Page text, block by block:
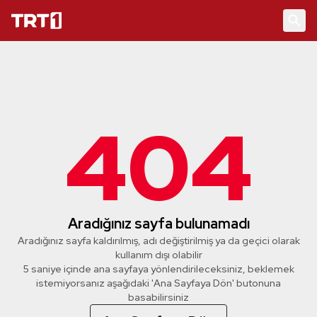
404
Aradığınız sayfa bulunamadı
Aradığınız sayfa kaldırılmış, adı değiştirilmiş ya da geçici olarak
kullanım dışı olabilir
5 saniye içinde ana sayfaya yönlendirileceksiniz, beklemek
istemiyorsanız aşağıdaki 'Ana Sayfaya Dön' butonuna
basabilirsiniz